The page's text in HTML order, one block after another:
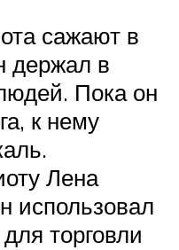
сажают в
держал в
Пока он
к нему
Лена
использовал
торговли